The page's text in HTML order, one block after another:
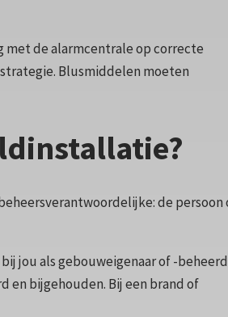
met de alarmcentrale op correcte
Blusmiddelen moeten
de persoon
jou als gebouweigenaar of -
en bijgehouden. Bij een brand of